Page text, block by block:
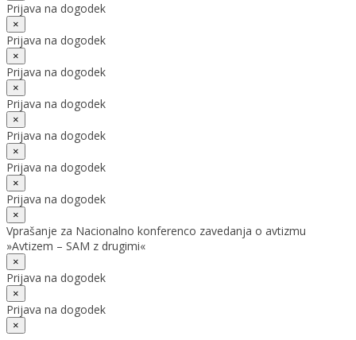
Prijava na dogodek
×
Prijava na dogodek
×
Prijava na dogodek
×
Prijava na dogodek
×
Prijava na dogodek
×
Prijava na dogodek
×
Prijava na dogodek
×
Vprašanje za Nacionalno konferenco zavedanja o avtizmu
»Avtizem – SAM z drugimi«
×
Prijava na dogodek
×
Prijava na dogodek
×